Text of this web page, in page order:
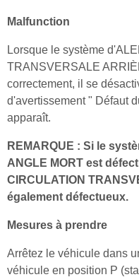
Malfunction
Lorsque le système
TRANSVERSALE
correctement, il se
d'avertissement " Défaut
apparaît.
REMARQUE : Si le
ANGLE MORT est
CIRCULATION
également défectueux.
Mesures à prendre
Arrêtez le véhicule dans
véhicule en position P